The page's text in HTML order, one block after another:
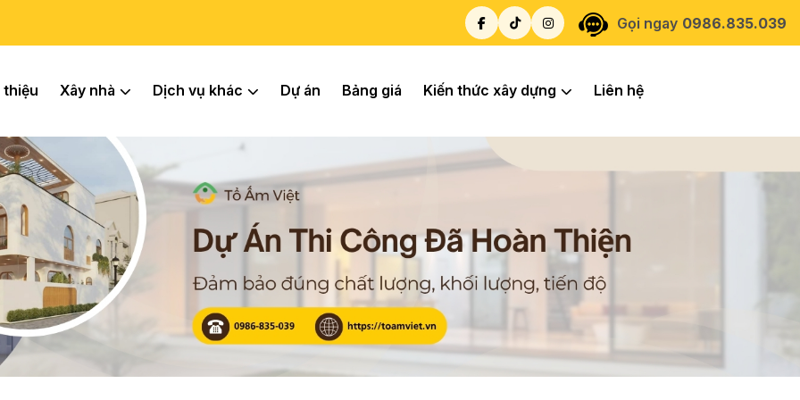
Gọi ngay 0986.835.039
thiệu Xây nhà Dịch vụ khác Dự án Bảng giá Kiến thức xây dựng Liên hệ